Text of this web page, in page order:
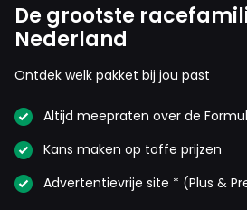
De grootste
Nederland
Ontdek welk pakket bij jou past
Altijd meepraten over de
Kans maken op toffe prijzen
Advertentievrije site * (Plus &